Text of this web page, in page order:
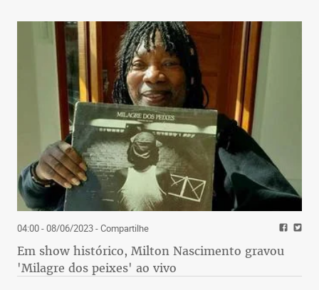
04:00 - 08/06/2023- Compartilhe
Em show histórico, Milton Nascimento gravou
'Milagre dos peixes' ao vivo